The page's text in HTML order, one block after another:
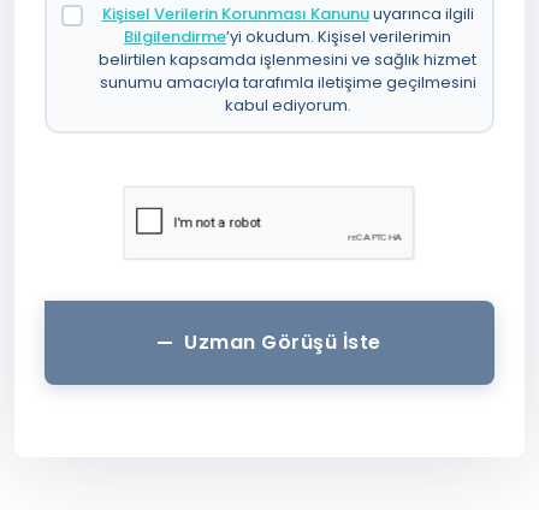
Kişisel Verilerin Korunması Kanunuuyarınca ilgili
Bilgilendirme’yi okudum. Kişisel verilerimin
belirtilen kapsamda işlenmesini ve sağlık hizmet
sunumu amacıyla tarafımla iletişime geçilmesini
kabul ediyorum.
Uzman Görüşü İste